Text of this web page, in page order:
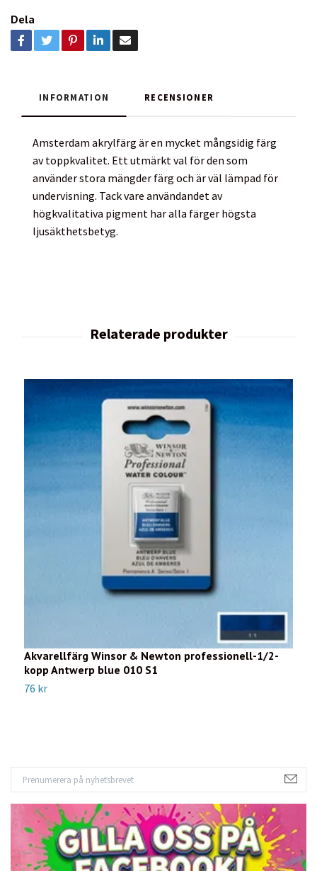
Dela
INFORMATION RECENSIONER
Amsterdam akrylfärg är en mycket mångsidig färg
av toppkvalitet. Ett utmärkt val för den som
använder stora mängder färg och är väl lämpad för
undervisning. Tack vare användandet av
högkvalitativa pigment har alla färger högsta
ljusäkthetsbetyg.
Akvarellfärg Winsor & Newton professionell-1/2-
kopp Antwerp blue 010 S1
76 kr